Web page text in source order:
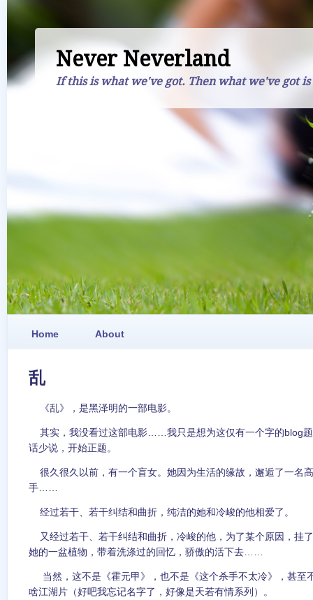
Never Neverland
If this is what we've got. Then what we've got is
Home About
乱
《乱》，是黑泽明的一部电影。
其实，我没看过这部电影……我只是想为这仅有一个字的blog
话少说，开始正题。
很久很久以前，有一个盲女。她因为生活的缘故，邂逅了一名
手……
经过若干、若干纠结和曲折，纯洁的她和冷峻的他相爱了。
又经过若干、若干纠结和曲折，冷峻的他，为了某个原因，挂
她的一盆植物，带着洗涤过的回忆，骄傲的活下去……
当然，这不是《霍元甲》，也不是《这个杀手不太冷》，甚至
啥江湖片（好吧我忘记名字了，好像是天若有情系列）。